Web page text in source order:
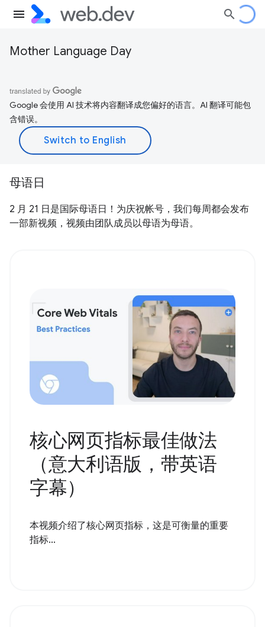
Mother Language Day
Google 会使用 AI 技术将内容翻译成您偏好的语言。AI 翻译可能包
含错误。
母语日
2 月 21 日是国际母语日！为庆祝帐号，我们每周都会发布
一部新视频，视频由团队成员以母语为母语。
核心网页指标最佳做法
（意大利语版，带英语
字幕）
本视频介绍了核心网页指标，这是可衡量的重要
指标...